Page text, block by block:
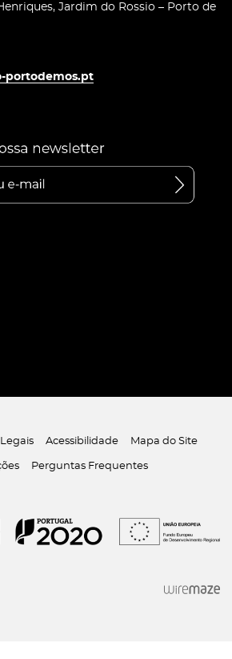
Jardim do Rossio – Porto de
portodemos.pt
Acessibilidade Mapa do Site
Perguntas Frequentes